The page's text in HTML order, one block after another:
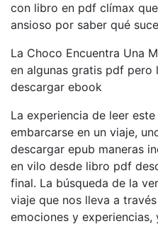
con libro en pdf clímax
ansioso por saber qué
La Choco Encuentra Una
en algunas gratis pdf pero
descargar ebook
La experiencia de leer
embarcarse en un viaje,
descargar epub maneras
en vilo desde libro pdf
final. La búsqueda de la
viaje que nos lleva a
emociones y